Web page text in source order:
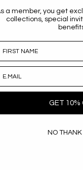
a member, you get
collections, special
GET 10%
NO THANK